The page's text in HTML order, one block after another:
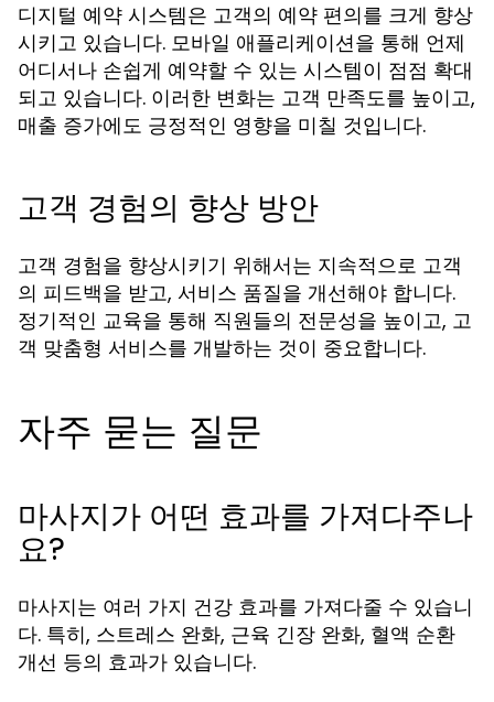
디지털 예약 시스템은 고객의 예약 편의를 크게 향상
시키고 있습니다. 모바일 애플리케이션을 통해 언제
어디서나 손쉽게 예약할 수 있는 시스템이 점점 확대
되고 있습니다. 이러한 변화는 고객 만족도를 높이고,
매출 증가에도 긍정적인 영향을 미칠 것입니다.
고객 경험의 향상 방안
고객 경험을 향상시키기 위해서는 지속적으로 고객
의 피드백을 받고, 서비스 품질을 개선해야 합니다.
정기적인 교육을 통해 직원들의 전문성을 높이고, 고
객 맞춤형 서비스를 개발하는 것이 중요합니다.
자주 묻는 질문
마사지가 어떤 효과를 가져다주나
요?
마사지는 여러 가지 건강 효과를 가져다줄 수 있습니
다. 특히, 스트레스 완화, 근육 긴장 완화, 혈액 순환
개선 등의 효과가 있습니다.